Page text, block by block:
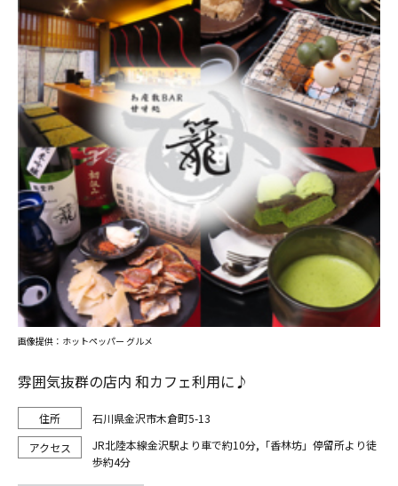
雰囲気抜群の店内 和カフェ利用に♪
石川県金沢市木倉町5-13
JR北陸本線金沢駅より車で約10分,「香林坊」停留所より徒
歩約4分
画像提供：ホットペッパー グルメ